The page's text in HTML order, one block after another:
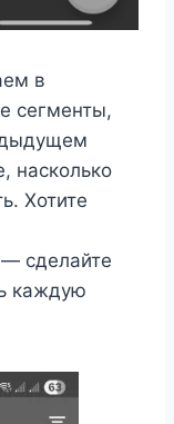
в
сегменты,
насколько
Хотите
сделайте
каждую